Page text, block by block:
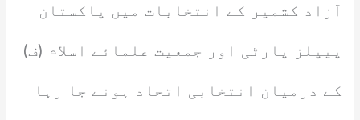
آزاد کشمیر کے انتخابات میں پاکستان
پیپلز پارٹی اور جمعیت علمائے اسلام (ف)
کے درمیان انتخابی اتحاد ہونے جا رہا